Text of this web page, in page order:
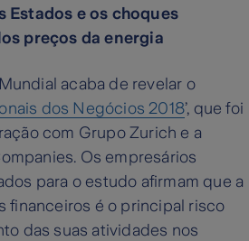
Estados e os choques
preços da energia
acaba de revelar o
dos Negócios 2018’, que foi
com Grupo Zurich e a
Os empresários
para o estudo afirmam que a
financeiros é o principal risco
das suas atividades nos